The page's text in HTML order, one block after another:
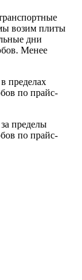
возим плиты
дни
Менее
пределах
по прайс-
пределы
по прайс-